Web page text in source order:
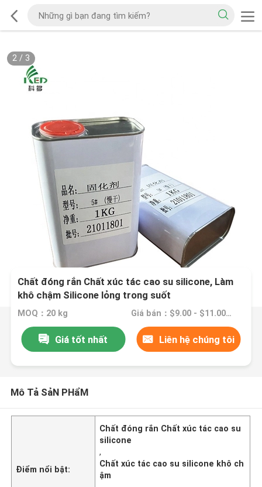
2/ 3
Chất đóng rắn Chất xúc tác cao su silicone, Làm
khô chậm Silicone lỏng trong suốt
MOQ：20 kg Giá bán：$9.00 - $11.00/kilograms
Giá tốt nhất Liên hệ chúng tôi
Mô Tả SảN PHẩM
Điểm nổi bật:
Chất đóng rắn Chất xúc tác cao su
silicone
,
Chất xúc tác cao su silicone khô ch
ậm